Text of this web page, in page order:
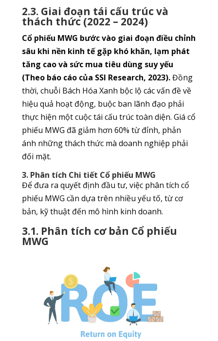
2.3. Giai đoạn tái cấu trúc và
thách thức (2022 – 2024)
Cổ phiếu MWG bước vào giai đoạn điều chỉnh
sâu khi nền kinh tế gặp khó khăn, lạm phát
tăng cao và sức mua tiêu dùng suy yếu
(Theo báo cáo của SSI Research, 2023).Đồng
thời, chuỗi Bách Hóa Xanh bộc lộ các vấn đề về
hiệu quả hoạt động, buộc ban lãnh đạo phải
thực hiện một cuộc tái cấu trúc toàn diện. Giá cổ
phiếu MWG đã giảm hơn 60% từ đỉnh, phản
ánh những thách thức mà doanh nghiệp phải
đối mặt.
3. Phân tích Chi tiết Cổ phiếu MWG
Để đưa ra quyết định đầu tư, việc phân tích cổ
phiếu MWG cần dựa trên nhiều yếu tố, từ cơ
bản, kỹ thuật đến mô hình kinh doanh.
3.1. Phân tích cơ bản Cổ phiếu
MWG